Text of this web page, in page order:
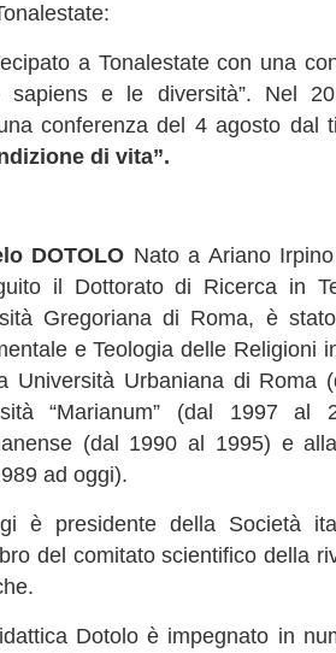
a Tonalestate con una
sapiens e le diversità”. Nel
conferenza del 4 agosto dal
di vita”.
DOTOLO Nato a Ariano
il Dottorato di Ricerca in
Gregoriana di Roma, è
e Teologia delle Religioni
Università Urbaniana di Roma
“Marianum” (dal 1997 al
(dal 1990 al 1995) e
ad oggi).
è presidente della Società
del comitato scientifico della
Dotolo è impegnato in